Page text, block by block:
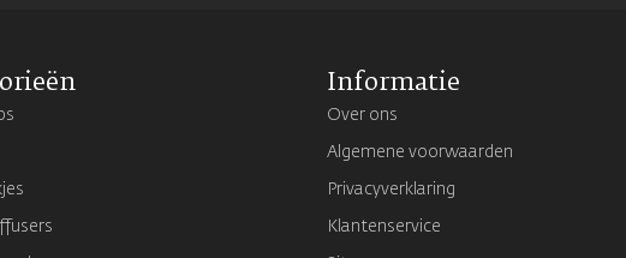
Informatie
Over ons
Algemene voorwaarden
Privacyverklaring
Klantenservice